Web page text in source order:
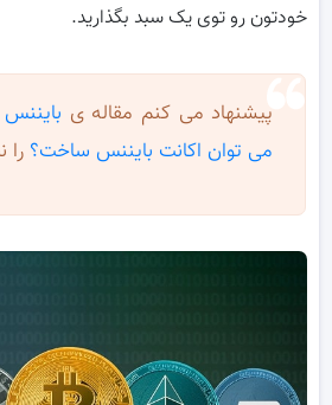
خودتون رو توی یک سبد بگذارید.
پیشنهاد می کنم مقاله ی
می توان اکانت بایننس ساخت؟ را